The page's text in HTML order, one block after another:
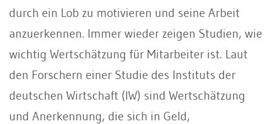
durch ein Lob zu motivieren und seine Arbeit
anzuerkennen. Immer wieder zeigen Studien, wie
wichtig Wertschätzung für Mitarbeiter ist. Laut
den Forschern einer Studie des Instituts der
deutschen Wirtschaft (IW) sind Wertschätzung
und Anerkennung, die sich in Geld,